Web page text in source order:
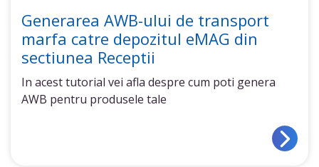
Generarea AWB-ului de transport
marfa catre depozitul eMAG din
sectiunea Receptii
In acest tutorial vei afla despre cum poti genera
AWB pentru produsele tale